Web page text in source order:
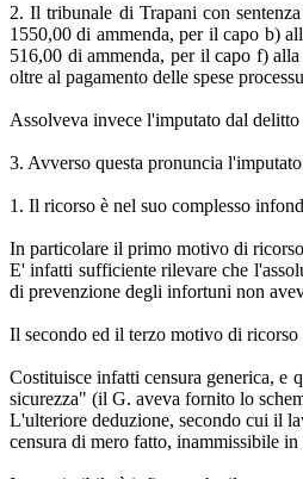
2. Il tribunale di Trapani con
1550,00 di ammenda, per il capo b)
516,00 di ammenda, per il capo f)
oltre al pagamento delle spese
Assolveva invece l'imputato dal
3. Avverso questa pronuncia
1. Il ricorso è nel suo complesso
In particolare il primo motivo di
E' infatti sufficiente rilevare che
di prevenzione degli infortuni non
Il secondo ed il terzo motivo di
Costituisce infatti censura generica, e
sicurezza" (il G. aveva fornito lo
L'ulteriore deduzione, secondo cui il
censura di mero fatto, inammissibile